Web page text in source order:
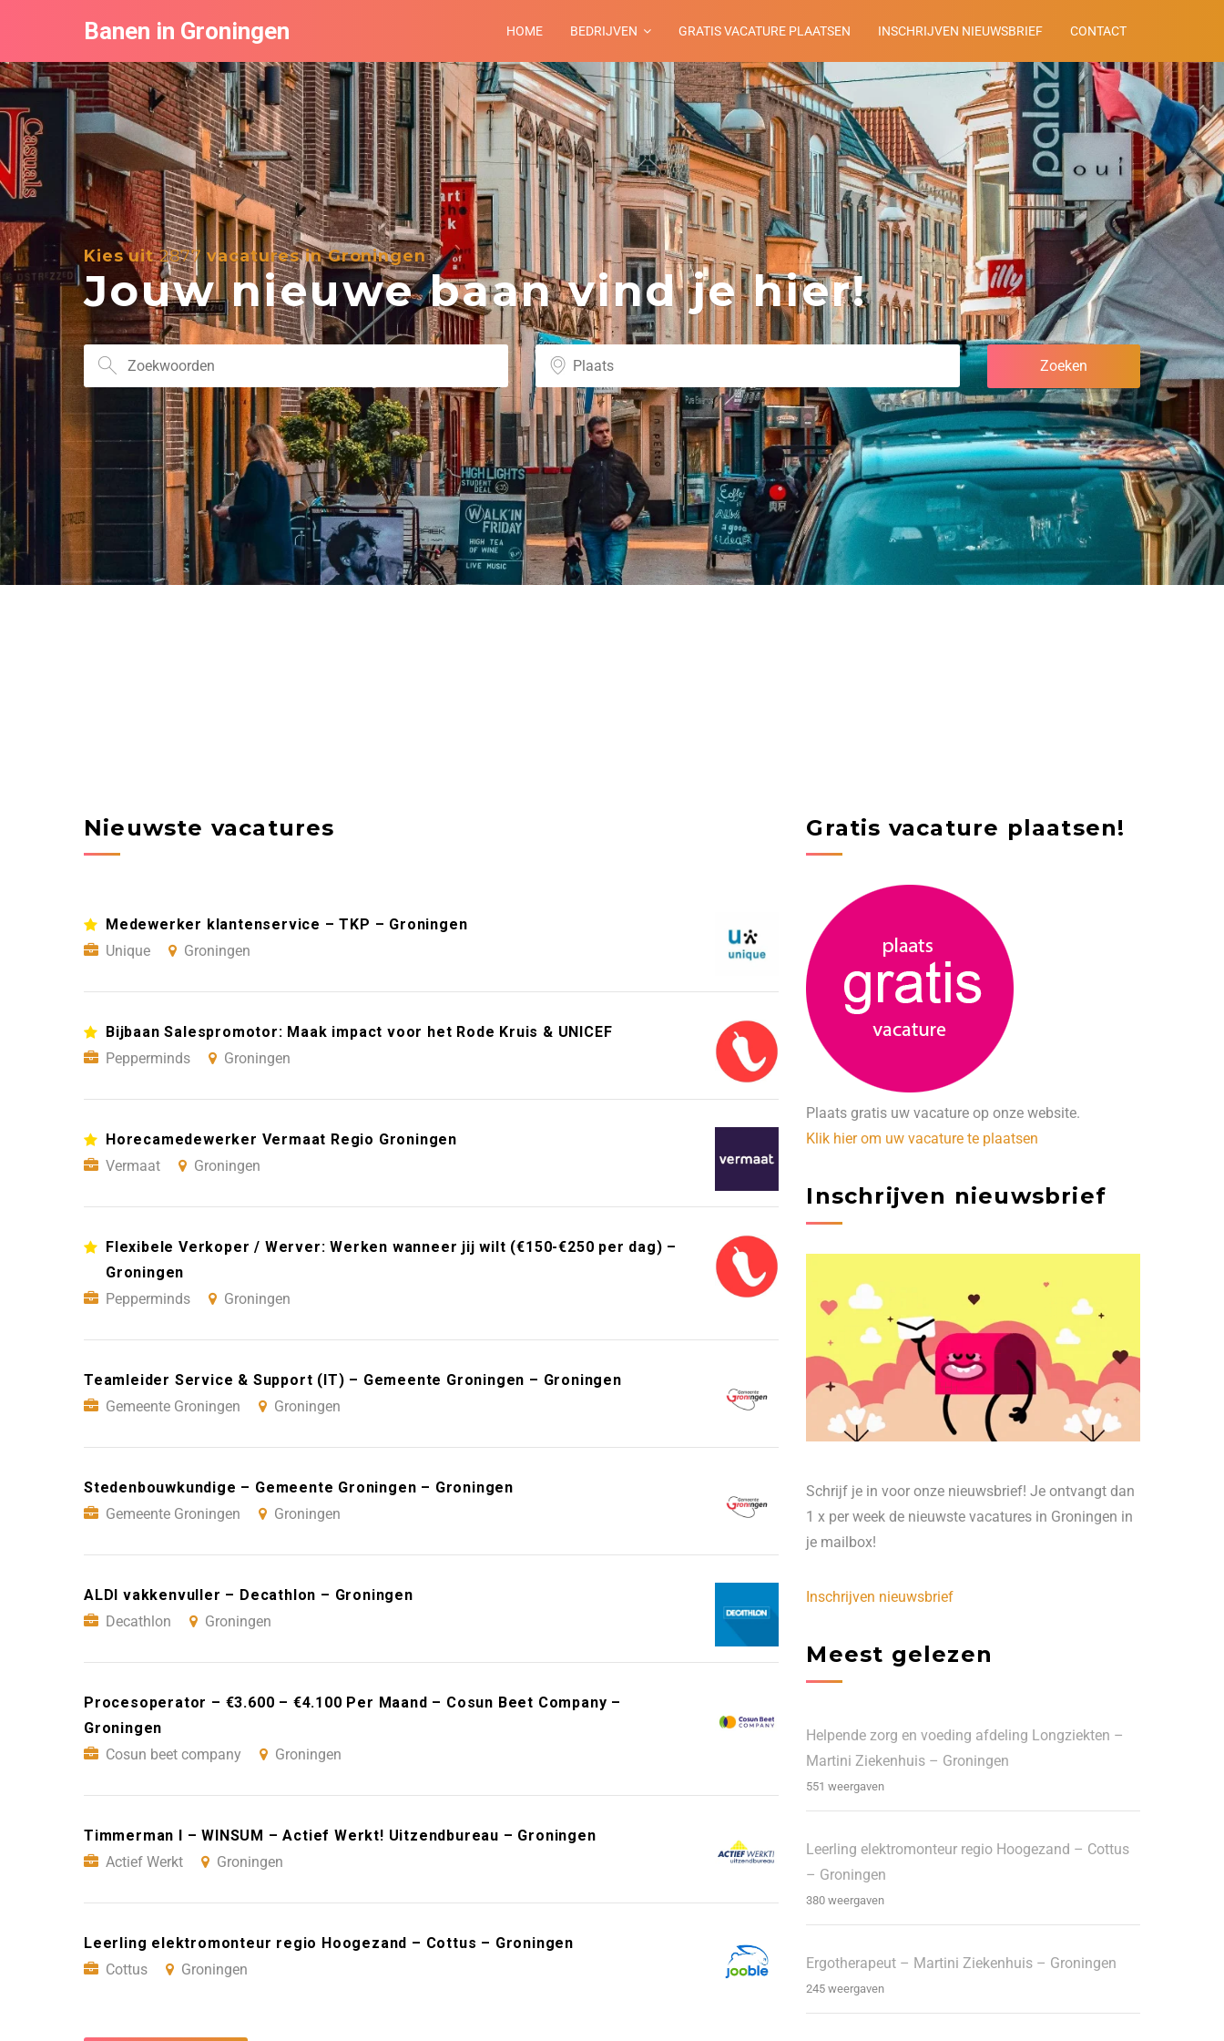
Banen in Groningen HOME BEDRIJVEN GRATIS VACATURE PLAATSEN INSCHRIJVEN NIEUWSBRIEF CONTACT
Kies uit2877 vacatures in Groningen
Jouw nieuwe baan vind je hier!
Nieuwste vacatures
Medewerker klantenservice – TKP – Groningen
Unique
Groningen
Bijbaan Salespromotor: Maak impact voor het Rode Kruis & UNICEF
Pepperminds
Groningen
Horecamedewerker Vermaat Regio Groningen
Vermaat
Groningen
Flexibele Verkoper / Werver: Werken wanneer jij wilt (€150-€250 per dag) –
Groningen
Pepperminds
Groningen
Teamleider Service & Support (IT) – Gemeente Groningen – Groningen
Gemeente Groningen
Groningen
Stedenbouwkundige – Gemeente Groningen – Groningen
Gemeente Groningen
Groningen
ALDI vakkenvuller – Decathlon – Groningen
Decathlon
Groningen
Procesoperator – €3.600 – €4.100 Per Maand – Cosun Beet Company –
Groningen
Cosun beet company
Groningen
Timmerman I – WINSUM – Actief Werkt! Uitzendbureau – Groningen
Actief Werkt
Groningen
Leerling elektromonteur regio Hoogezand – Cottus – Groningen
Cottus
Groningen
Gratis vacature plaatsen!
Plaats gratis uw vacature op onze website.
Klik hier om uw vacature te plaatsen
Inschrijven nieuwsbrief
Schrijf je in voor onze nieuwsbrief! Je ontvangt dan
1 x per week de nieuwste vacatures in Groningen in
je mailbox!
Inschrijven nieuwsbrief
Meest gelezen
Helpende zorg en voeding afdeling Longziekten –
Martini Ziekenhuis – Groningen
551 weergaven
Leerling elektromonteur regio Hoogezand – Cottus
– Groningen
380 weergaven
Ergotherapeut – Martini Ziekenhuis – Groningen
245 weergaven